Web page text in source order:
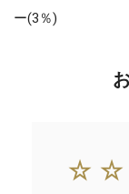
ー(3％)